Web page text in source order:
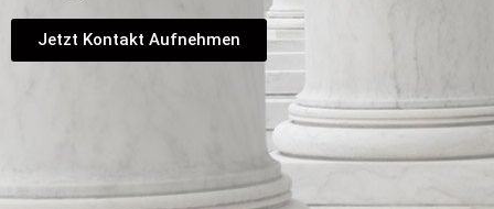
Jetzt Kontakt Aufnehmen